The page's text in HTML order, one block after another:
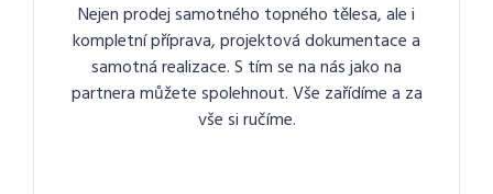
Nejen prodej samotného topného tělesa, ale i
kompletní příprava, projektová dokumentace a
samotná realizace. S tím se na nás jako na
partnera můžete spolehnout. Vše zařídíme a za
vše si ručíme.